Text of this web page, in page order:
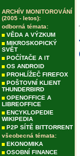
ARCHÍV MONITOROVÁNÍ
(2005 - letos):
odborná témata:
VĚDA A VÝZKUM
MIKROSKOPICKÝ
SVĚT
POČÍTAČE A IT
OS ANDROID
PROHLÍŽEČ FIREFOX
POŠTOVNÍ KLIENT
THUNDERBIRD
OPENOFFICE A
LIBREOFFICE
ENCYKLOPEDIE
WIKIPEDIA
P2P SÍTĚ BITTORRENT
všeobecná témata:
EKONOMIKA
OSOBNÍ FINANCE